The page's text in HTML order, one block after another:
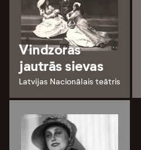
Vindzoras
jautrās sievas
Latvijas Nacionālais teātris